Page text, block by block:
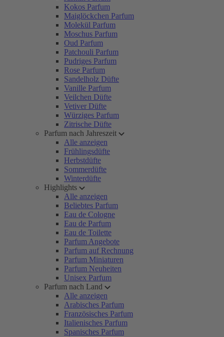
Kokos Parfum
Maiglöckchen Parfum
Molekül Parfum
Moschus Parfum
Oud Parfum
Patchouli Parfum
Pudriges Parfum
Rose Parfum
Sandelholz Düfte
Vanille Parfum
Veilchen Düfte
Vetiver Düfte
Würziges Parfum
Zitrische Düfte
Parfum nach Jahreszeit
Alle anzeigen
Frühlingsdüfte
Herbstdüfte
Sommerdüfte
Winterdüfte
Highlights
Alle anzeigen
Beliebtes Parfum
Eau de Cologne
Eau de Parfum
Eau de Toilette
Parfum Angebote
Parfum auf Rechnung
Parfum Miniaturen
Parfum Neuheiten
Unisex Parfum
Parfum nach Land
Alle anzeigen
Arabisches Parfum
Französisches Parfum
Italienisches Parfum
Spanisches Parfum